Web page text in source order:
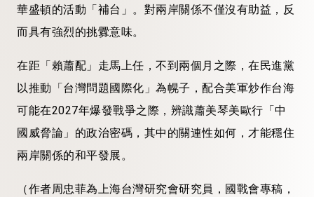
華盛頓的活動「補台」。對兩岸關係不僅沒有助益，反
而具有強烈的挑釁意味。
在距「賴蕭配」走馬上任，不到兩個月之際，在民進黨
以推動「台灣問題國際化」為幌子，配合美軍炒作台海
可能在2027年爆發戰爭之際，辨識蕭美琴美歐行「中
國威脅論」的政治密碼，其中的關連性如何，才能穩住
兩岸關係的和平發展。
（作者周忠菲為上海台灣研究會研究員，國戰會專稿，